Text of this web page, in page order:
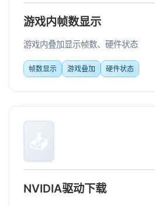
游戏内帧数显示
游戏内叠加显示帧数、硬件状态
帧数显示 游戏叠加 硬件状态
📥
NVIDIA驱动下载